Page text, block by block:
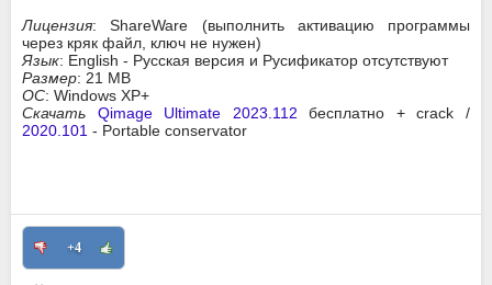
Лицензия: ShareWare (выполнить активацию программы
через кряк файл, ключ не нужен)
Язык: English - Русская версия и Русификатор отсутствуют
Размер: 21 MB
ОС: Windows XP+
Скачать Qimage Ultimate 2023.112 бесплатно + crack /
2020.101 - Portable conservator
+4